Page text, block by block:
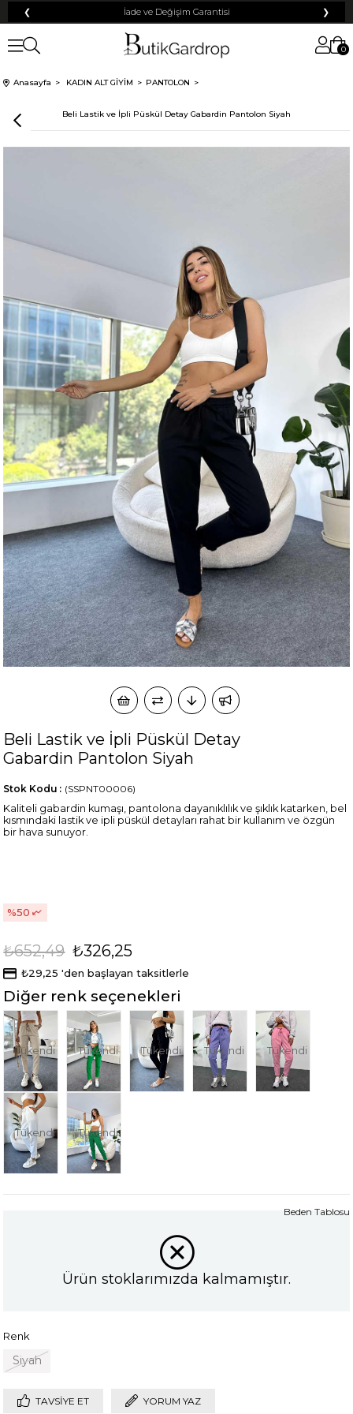
❮ Tüm Kredi Kartlarına +12 Taksit İmkanı! ❯
0
Anasayfa KADIN ALT GİYİM PANTOLON
Beli Lastik ve İpli Püskül Detay Gabardin Pantolon Siyah
Beli Lastik ve İpli Püskül Detay
Gabardin Pantolon Siyah
(SSPNT00006)
Stok Kodu
Kaliteli gabardin kumaşı, pantolona dayanıklılık ve şıklık katarken, bel
kısmındaki lastik ve ipli püskül detayları rahat bir kullanım ve özgün
bir hava sunuyor.
50
₺652,49 ₺326,25
₺29,25 'den başlayan taksitlerle
Diğer renk seçenekleri
Tükendi Tükendi Tükendi Tükendi Tükendi
Tükendi Tükendi
Ürün stoklarımızda kalmamıştır.
Renk
Siyah
Beden Tablosu
TAVSIYE ET YORUM YAZ
% 15
500 TL
50 TL
% 5
Mayıs Sürprizi!
Çarkı çevir ve fırsatı yakala !
Tanıtım, pazarlama, reklam ve benzeri amaçlarla tarafıma ticari elektronik ileti
gönderilmesine izin veriyorum.Elektronik Ticari İleti Aydınlatma Metni
okudum onay veriyorum.
Paylaştığım bilgilerinKVKK kapsamında tarafınızca korunmasını, sms ve
WhatsApp üzerinden bilgilendirmeleri almayı
kabul ediyorum.
Çevir Kazan